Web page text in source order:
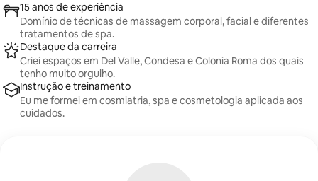
15 anos de experiência
Domínio de técnicas de massagem corporal, facial e diferentes
tratamentos de spa.
Destaque da carreira
Criei espaços em Del Valle, Condesa e Colonia Roma dos quais
tenho muito orgulho.
Instrução e treinamento
Eu me formei em cosmiatria, spa e cosmetologia aplicada aos
cuidados.